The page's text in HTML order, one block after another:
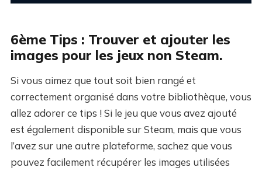
6ème Tips : Trouver et ajouter les
images pour les jeux non Steam.
Si vous aimez que tout soit bien rangé et
correctement organisé dans votre bibliothèque, vous
allez adorer ce tips ! Si le jeu que vous avez ajouté
est également disponible sur Steam, mais que vous
l’avez sur une autre plateforme, sachez que vous
pouvez facilement récupérer les images utilisées